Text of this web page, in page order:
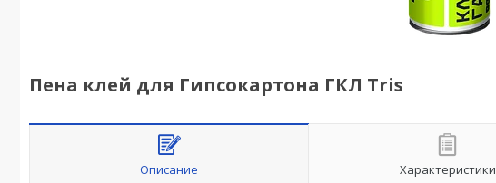
Пена клей для Гипсокартона ГКЛ Tris
Описание Характеристики